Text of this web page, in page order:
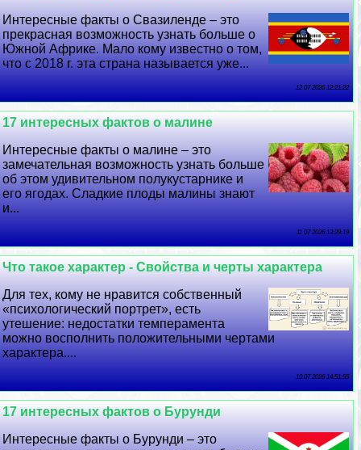
Интересные факты о Свазиленде – это
прекрасная возможность узнать больше о
Южной Африке. Мало кому известно о том,
что с 2018 г. эта страна называется уже...
12 07 2026 12:21:22
17 интересных фактов о малине
Интересные факты о малине – это
замечательная возможность узнать больше
об этом удивительном полукустарнике и
его ягодах. Сладкие плоды малины знают
и...
11 07 2026 13:29:19
Что такое хаpaктер - Свойства и черты хаpaктера
Для тех, кому не нравится собственный
«психологический портрет», есть
утешение: недостатки темперамента
можно восполнить положительными чертами
хаpaктера....
10 07 2026 14:51:55
17 интересных фактов о Бурунди
Интересные факты о Бурунди – это